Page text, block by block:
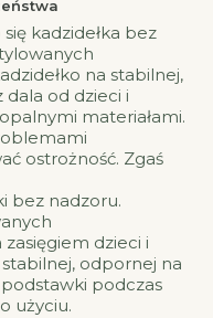
kadzidełka bez
na stabilnej,
od dzieci i
materiałami.
ostrożność. Zgaś
bez nadzoru.
dzieci i
odpornej na
podczas
użyciu.